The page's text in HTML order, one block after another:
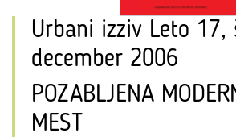
Urbani izziv Leto 17,
december 2006
POZABLJENA
MEST